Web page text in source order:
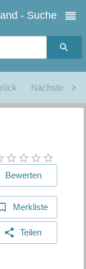
- Suche
Nächste
Bewerten
Merkliste
Teilen